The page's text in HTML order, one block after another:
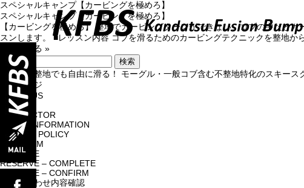
TOP
ABOUT US
PROGRAM
スペシャルキャンプ【カービングを極めろ】
スペシャルキャンプ【カービングを極めろ】
【カービングを極めろ】 整地でカービングターンができない、コブの中だと
スンします。 ■レッスン内容 コブを滑るためのカービングテクニックを整地か
続きを見る »
索:どんな不整地でも自由に滑る！ モーグル・一般コブ含む不整地特化のスキー
固定ページ
ABOUT US
home
INSTRUCTOR
NEWS&INFORMATION
PRIVACY POLICY
PROGRAM
RESERVE
RESERVE – COMPLETE
RESERVE – CONFIRM
お問い合わせ内容確認